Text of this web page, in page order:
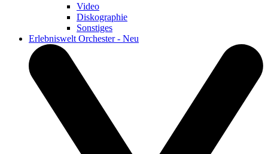
Video
Diskographie
Sonstiges
Erlebniswelt Orchester - Neu